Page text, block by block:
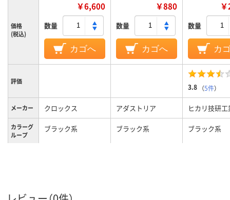
価格
(税込)
￥6,600
数量
カゴへ
￥880
数量
カゴへ
数量
カ
評価
3.8 （5件）
メーカー クロックス アダストリア ヒカリ技研工
カラーグ
ループ
ブラック系 ブラック系 ブラック系